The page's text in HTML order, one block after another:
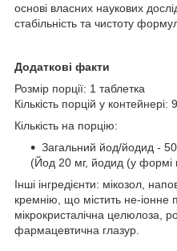
основі власних наукових
стабільність та чистоту
Додаткові факти
Розмір порції: 1 таблетка
Кількість порцій у контейнері:
Кількість на порцію:
Загальний йод/йодид -
(Йод 20 мг, йодид (у формі
Інші інгредієнти: мікозол,
кремнію, що містить не-іонне
мікрокристалічна целюлоза,
фармацевтична глазур.